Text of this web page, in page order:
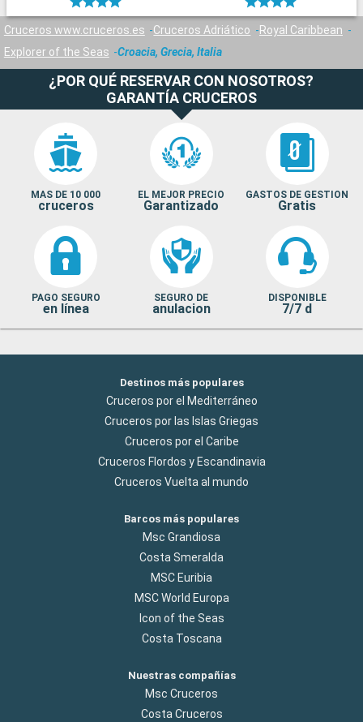
Cruceros www.cruceros.es Cruceros Adriático
Royal Caribbean
Explorer of the Seas
Croacia, Grecia, Italia
¿POR QUÉ RESERVAR CON NOSOTROS?
GARANTÍA CRUCEROS
MAS DE 10 000
cruceros
EL MEJOR PRECIO
Garantizado
GASTOS DE GESTION
Gratis
PAGO SEGURO
en línea
SEGURO DE
anulacion
DISPONIBLE
7/7 d
Destinos más populares
Cruceros por el Mediterráneo
Cruceros por las Islas Griegas
Cruceros por el Caribe
Cruceros Flordos y Escandinavia
Cruceros Vuelta al mundo
Barcos más populares
Msc Grandiosa
Costa Smeralda
MSC Euribia
MSC World Europa
Icon of the Seas
Costa Toscana
Nuestras compañías
Msc Cruceros
Costa Cruceros